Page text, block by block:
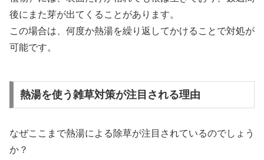
後にまた芽が出てくることがあります。
この場合は、何度か熱湯を繰り返してかけることで対処が
可能です。
熱湯を使う雑草対策が注目される理由
なぜここまで熱湯による除草が注目されているのでしょう
か？